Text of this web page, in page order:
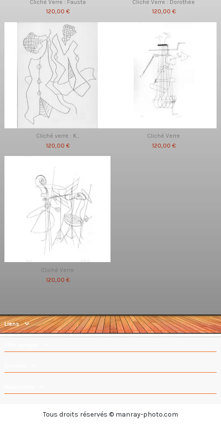
Cliché Verre : Fausta
120,00 €
Cliché Verre : Dorothée
120,00 €
Cliché verre : K...
120,00 €
Cliché Verre
120,00 €
Cliché Verre
120,00 €
Liens
Tous droits réservés © manray-photo.com